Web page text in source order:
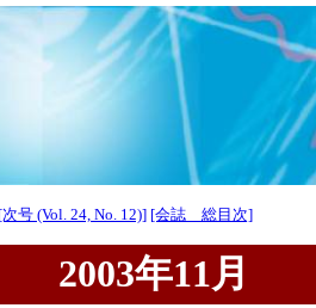
[次号 (Vol. 24, No. 12)] [会誌 総目次]
年11月